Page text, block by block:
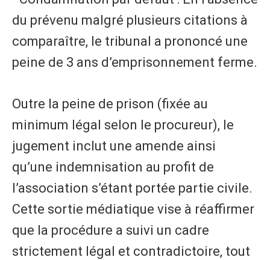
du prévenu malgré plusieurs citations à
comparaître, le tribunal a prononcé une
peine de 3 ans d’emprisonnement ferme.
Outre la peine de prison (fixée au
minimum légal selon le procureur), le
jugement inclut une amende ainsi
qu’une indemnisation au profit de
l’association s’étant portée partie civile.
Cette sortie médiatique vise à réaffirmer
que la procédure a suivi un cadre
strictement légal et contradictoire, tout